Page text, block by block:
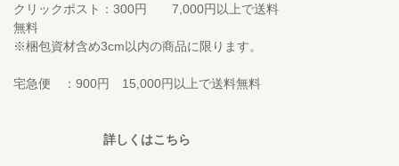
クリックポスト：300円 7,000円以上で送料
無料
※梱包資材含め3cm以内の商品に限ります。
宅急便 ：900円 15,000円以上で送料無料
詳しくはこちら